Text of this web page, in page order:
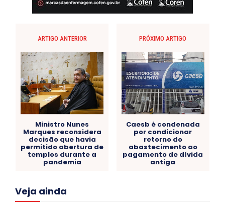
ARTIGO ANTERIOR
Ministro Nunes
Marques reconsidera
decisão que havia
permitido abertura de
templos durante a
pandemia
PRÓXIMO ARTIGO
Caesb é condenada
por condicionar
retorno do
abastecimento ao
pagamento de dívida
antiga
Veja ainda
Acre